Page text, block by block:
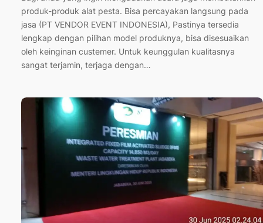
produk-produk alat pesta. Bisa percayakan langsung pada
jasa (PT VENDOR EVENT INDONESIA), Pastinya tersedia
lengkap dengan pilihan model produknya, bisa disesuaikan
oleh keinginan custemer. Untuk keunggulan kualitasnya
sangat terjamin, terjaga dengan…